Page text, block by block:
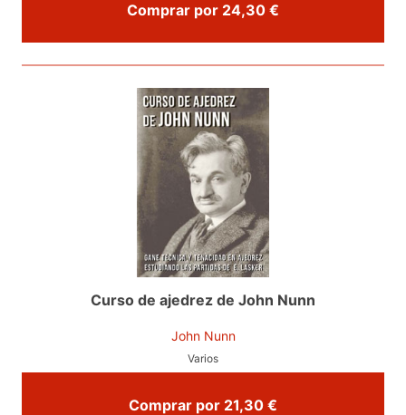
Comprar por 24,30 €
Curso de ajedrez de John Nunn
John Nunn
Varios
Comprar por 21,30 €